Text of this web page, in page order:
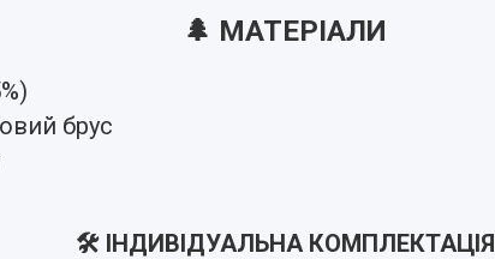
🌲 МАТЕРІАЛИ
брус
🛠 ІНДИВІДУАЛЬНА КОМПЛЕКТАЦІЯ